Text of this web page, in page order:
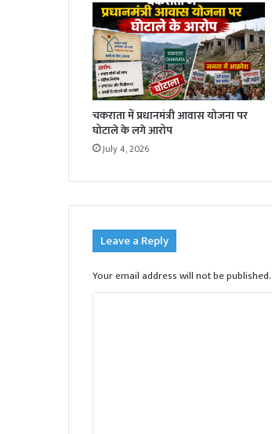
चकराता में प्रधानमंत्री आवास योजना पर
घोटाले के लगे आरोप
July 4, 2026
Leave a Reply
Your email address will not be published.